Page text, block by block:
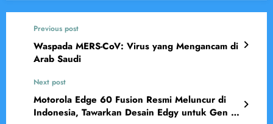
Previous post
Waspada MERS-CoV: Virus yang Mengancam di
Arab Saudi
Next post
Motorola Edge 60 Fusion Resmi Meluncur di
Indonesia, Tawarkan Desain Edgy untuk Gen Z